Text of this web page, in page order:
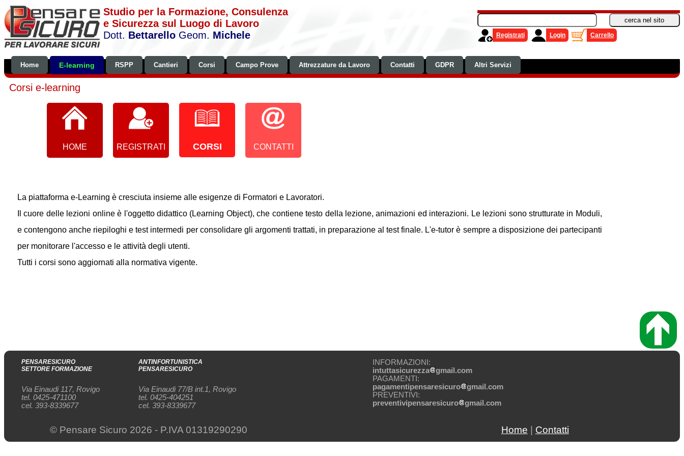
Studio per la Formazione, Consulenza
e Sicurezza sul Luogo di Lavoro
Dott. Bettarello Geom. Michele Registrati Login Carrello
Home E-learning RSPP Cantieri Corsi Campo Prove Attrezzature da Lavoro Contatti GDPR Altri Servizi
Corsi e-learning
HOME REGISTRATI CORSI CONTATTI
La piattaforma e-Learning è cresciuta insieme alle esigenze di Formatori e Lavoratori.
Il cuore delle lezioni online è l'oggetto didattico (Learning Object), che contiene testo della lezione, animazioni ed interazioni. Le lezioni sono strutturate in Moduli,
e contengono anche riepiloghi e test intermedi per consolidare gli argomenti trattati, in preparazione al test finale. L'e-tutor è sempre a disposizione dei partecipanti
per monitorare l'accesso e le attività degli utenti.
Tutti i corsi sono aggiornati alla normativa vigente.
PENSARESICURO
SETTORE FORMAZIONE
Via Einaudi 117, Rovigo
tel. 0425-471100
cel. 393-8339677
ANTINFORTUNISTICA
PENSARESICURO
Via Einaudi 77/B int.1, Rovigo
tel. 0425-404251
cel. 393-8339677
INFORMAZIONI:
intuttasicurezza
gmail.com
PAGAMENTI:
pagamentipensaresicuro
gmail.com
PREVENTIVI:
preventivipensaresicuro
gmail.com
© Pensare Sicuro 2026 - P.IVA 01319290290 Home | Contatti